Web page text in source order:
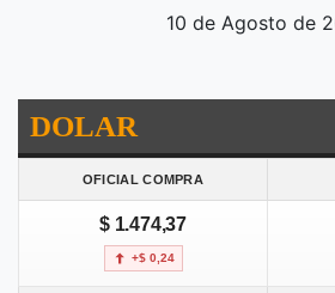
10 de Agosto de
DOLAR
OFICIAL COMPRA
$ 1.474,37
+$ 0,24